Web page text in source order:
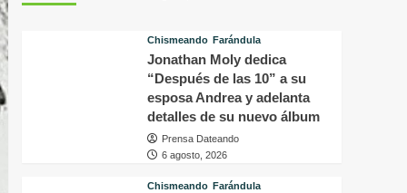
Chismeando Farándula
Jonathan Moly dedica
“Después de las 10” a su
esposa Andrea y adelanta
detalles de su nuevo álbum
Prensa Dateando
6 agosto, 2026
Chismeando Farándula